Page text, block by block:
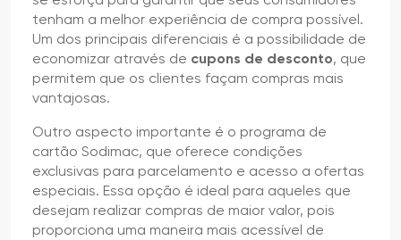
tenham a melhor experiência de compra possível.
Um dos principais diferenciais é a possibilidade de
economizar através de cupons de desconto, que
permitem que os clientes façam compras mais
vantajosas.
Outro aspecto importante é o programa de
cartão Sodimac, que oferece condições
exclusivas para parcelamento e acesso a ofertas
especiais. Essa opção é ideal para aqueles que
desejam realizar compras de maior valor, pois
proporciona uma maneira mais acessível de